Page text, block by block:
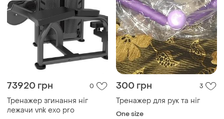
73920 грн 0
Тренажер згинання ніг
лежачи vnk exo pro
300 грн 3
Тренажер для рук та ніг
One size